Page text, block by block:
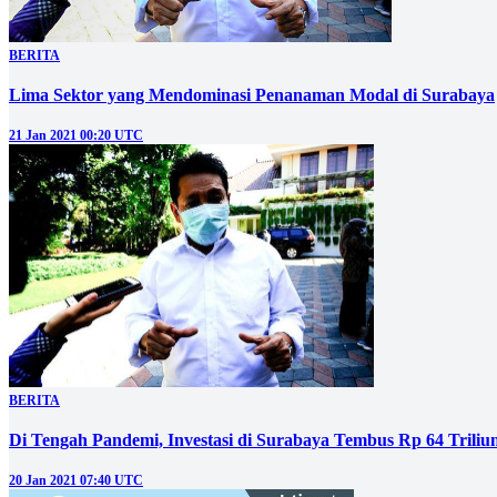
BERITA
Lima Sektor yang Mendominasi Penanaman Modal di Surabaya
21 Jan 2021 00:20 UTC
BERITA
Di Tengah Pandemi, Investasi di Surabaya Tembus Rp 64
20 Jan 2021 07:40 UTC